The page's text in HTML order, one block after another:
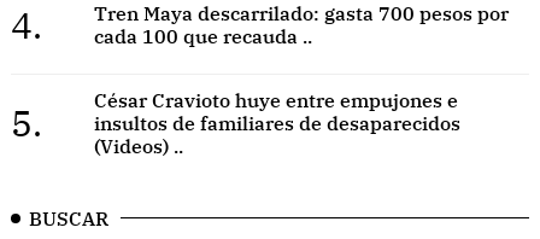
4.
Tren Maya descarrilado: gasta 700 pesos por
cada 100 que recauda ..
5.
César Cravioto huye entre empujones e
insultos de familiares de desaparecidos
(Videos) ..
BUSCAR